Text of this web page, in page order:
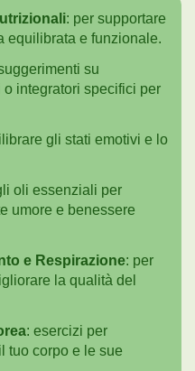
: per supportare
equilibrata e funzionale.
su
integratori specifici per
gli stati emotivi e lo
oli essenziali per
umore e benessere
e Respirazione: per
la qualità del
: esercizi per
tuo corpo e le sue